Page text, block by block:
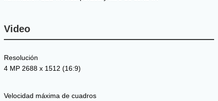
Video
Resolución
4 MP 2688 x 1512 (16:9)
Velocidad máxima de cuadros